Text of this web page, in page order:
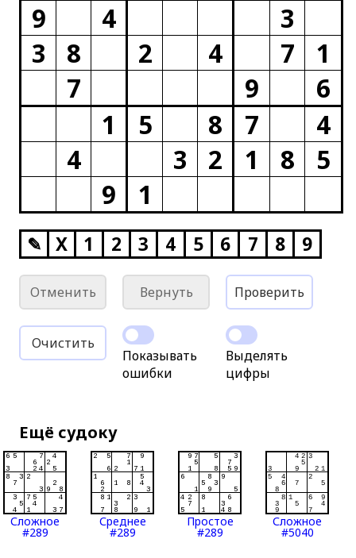
9
4
3
3
8 2 4 7
1
7
9
6
1
5 8 7
4
4
3 2 1 8
5
9
1
✎ X 1 2 3 4 5 6 7 8 9
Отменить Вернуть Проверить
Очистить
Показывать
ошибки
Выделять
цифры
Ещё судоку
Сложное
#289
Среднее
#289
Простое
#289
Сложное
#5040